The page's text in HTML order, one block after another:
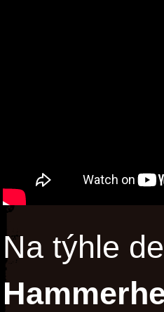
Na týhle